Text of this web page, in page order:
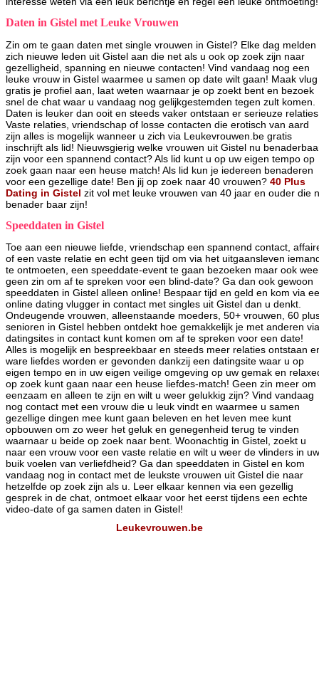
Daten in Gistel met Leuke Vrouwen
Zin om te gaan daten met single vrouwen in Gistel? Elke dag melden
zich nieuwe leden uit Gistel aan die net als u ook op zoek zijn naar
gezelligheid, spanning en nieuwe contacten! Vind vandaag nog een
leuke vrouw in Gistel waarmee u samen op date wilt gaan! Maak vlug
gratis je profiel aan, laat weten waarnaar je op zoekt bent en bezoek
snel de chat waar u vandaag nog gelijkgestemden tegen zult komen.
Daten is leuker dan ooit en steeds vaker ontstaan er serieuze
Vaste relaties, vriendschap of losse contacten die erotisch van aard
zijn alles is mogelijk wanneer u zich via Leukevrouwen.be gratis
inschrijft als lid! Nieuwsgierig welke vrouwen uit Gistel nu
zijn voor een spannend contact? Als lid kunt u op uw eigen tempo op
zoek gaan naar een heuse match! Als lid kun je iedereen benaderen
voor een gezellige date! Ben jij op zoek naar 40 vrouwen? 40 Plus
Dating in Gistel zit vol met leuke vrouwen van 40 jaar en ouder die
benader baar zijn!
Speeddaten in Gistel
Toe aan een nieuwe liefde, vriendschap een spannend contact,
of een vaste relatie en echt geen tijd om via het uitgaansleven
te ontmoeten, een speeddate-event te gaan bezoeken maar ook
geen zin om af te spreken voor een blind-date? Ga dan ook gewoon
speeddaten in Gistel alleen online! Bespaar tijd en geld en kom via
online dating vlugger in contact met singles uit Gistel dan u denkt.
Ondeugende vrouwen, alleenstaande moeders, 50+ vrouwen, 60
senioren in Gistel hebben ontdekt hoe gemakkelijk je met anderen via
datingsites in contact kunt komen om af te spreken voor een date!
Alles is mogelijk en bespreekbaar en steeds meer relaties ontstaan
ware liefdes worden er gevonden dankzij een datingsite waar u op
eigen tempo en in uw eigen veilige omgeving op uw gemak en
op zoek kunt gaan naar een heuse liefdes-match! Geen zin meer om
eenzaam en alleen te zijn en wilt u weer gelukkig zijn? Vind vandaag
nog contact met een vrouw die u leuk vindt en waarmee u samen
gezellige dingen mee kunt gaan beleven en het leven mee kunt
opbouwen om zo weer het geluk en genegenheid terug te vinden
waarnaar u beide op zoek naar bent. Woonachtig in Gistel, zoekt u
naar een vrouw voor een vaste relatie en wilt u weer de vlinders in uw
buik voelen van verliefdheid? Ga dan speeddaten in Gistel en kom
vandaag nog in contact met de leukste vrouwen uit Gistel die naar
hetzelfde op zoek zijn als u. Leer elkaar kennen via een gezellig
gesprek in de chat, ontmoet elkaar voor het eerst tijdens een echte
video-date of ga samen daten in Gistel!
Leukevrouwen.be